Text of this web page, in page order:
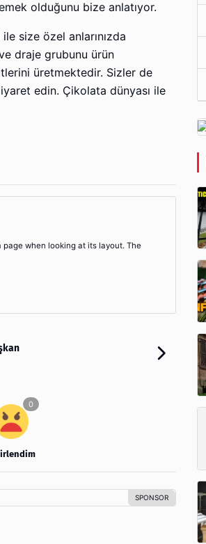
olduğunu bize anlatıyor.
size özel anlarınızda
draje grubunu ürün
üretmektedir. Sizler de
edin. Çikolata dünyası ile
when looking at its layout. The